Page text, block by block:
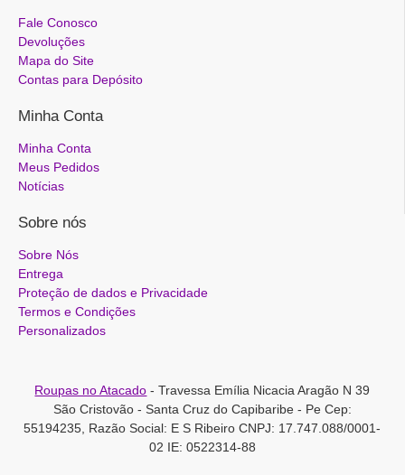
Fale Conosco
Devoluções
Mapa do Site
Contas para Depósito
Minha Conta
Minha Conta
Meus Pedidos
Notícias
Sobre nós
Sobre Nós
Entrega
Proteção de dados e Privacidade
Termos e Condições
Personalizados
Roupas no Atacado - Travessa Emília Nicacia Aragão N 39
São Cristovão - Santa Cruz do Capibaribe - Pe Cep:
55194235, Razão Social: E S Ribeiro CNPJ: 17.747.088/0001-
02 IE: 0522314-88